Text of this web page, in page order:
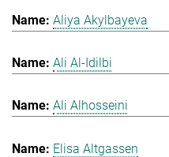
Aliya Akylbayeva
Ali Al-Idilbi
Ali Alhosseini
Elisa Altgassen